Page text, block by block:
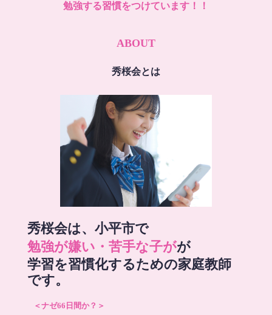
勉強する習慣をつけています！！
ABOUT
秀桜会とは
秀桜会は、小平市で
勉強が嫌い・苦手な子がが
学習を習慣化するための家庭教師
です。
＜ナゼ66日間か？＞